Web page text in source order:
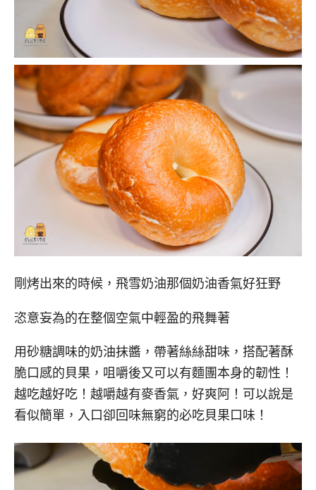
剛烤出來的時候，飛雪奶油那個奶油香氣好狂野
恣意妄為的在整個空氣中輕盈的飛舞著
用砂糖調味的奶油抹醬，帶著絲絲甜味，搭配著酥
脆口感的貝果，咀嚼後又可以有麵團本身的韌性！
越吃越好吃！越嚼越有麥香氣，好爽阿！可以說是
看似簡單，入口卻回味無窮的必吃貝果口味！